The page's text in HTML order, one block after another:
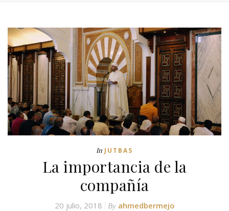
In JUTBAS
La importancia de la
compañía
20 julio, 2018 By ahmedbermejo